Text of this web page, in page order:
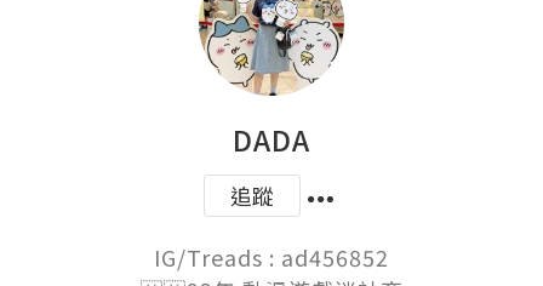
DADA
追蹤
IG/Treads : ad456852